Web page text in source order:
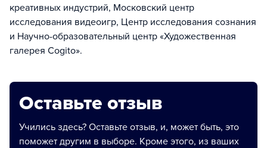
креативных индустрий, Московский центр
исследования видеоигр, Центр исследования сознания
и Научно-образовательный центр «Художественная
галерея Cogito».
Оставьте отзыв
Учились здесь? Оставьте отзыв, и, может быть, это
поможет другим в выборе. Кроме этого, из ваших